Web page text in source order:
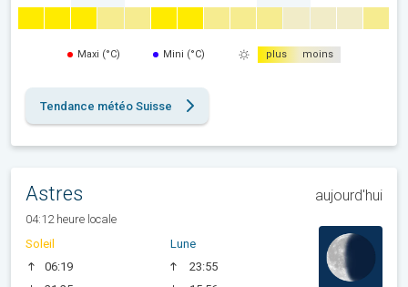
Maxi (°C) Mini (°C) plus moins
Tendance météo Suisse
Astres aujourd'hui
04:12 heure locale
Soleil
06:19
Lune
23:55